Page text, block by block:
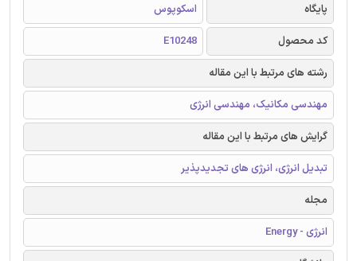
پایگاه
اسکوپوس
کد محصول
E10248
رشته های مرتبط با این مقاله
مهندسی مکانیک، مهندسی انرژی
گرایش های مرتبط با این مقاله
تبدیل انرژی، انرژی های تجدیدپذیر
مجله
انرژی - Energy